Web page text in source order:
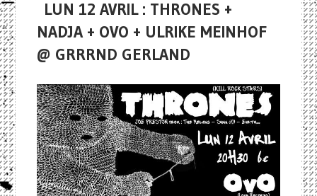
LUN 12 AVRIL : THRONES +
NADJA + OVO + ULRIKE MEINHOF
@ GRRRND GERLAND